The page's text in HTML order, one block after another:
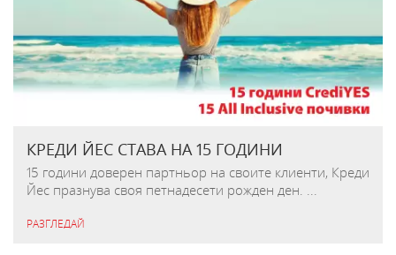
КРЕДИ ЙЕС СТАВА НА 15 ГОДИНИ
15 години доверен партньор на своите клиенти, Креди
Йес празнува своя петнадесети рожден ден. ...
РАЗГЛЕДАЙ